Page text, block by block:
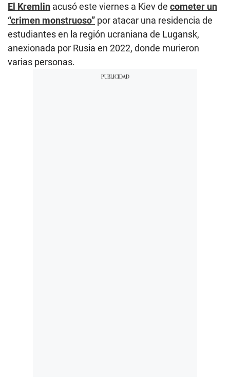
El Kremlin acusó este viernes a Kiev de cometer un
“crimen monstruoso” por atacar una residencia de
estudiantes en la región ucraniana de Lugansk,
anexionada por Rusia en 2022, donde murieron
varias personas.